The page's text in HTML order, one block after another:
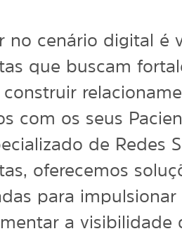
no cenário digital é
que buscam
com os seus
de Redes
oferecemos
para
a visibilidade